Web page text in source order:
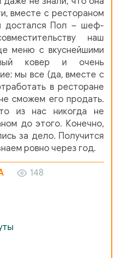
вместе с рестораном
достался Пол – шеф-
наш
меню с вкуснейшими
ковер и очень
мы все (да, вместе с
в ресторане
сможем его продать.
из нас никогда не
до этого. Конечно,
за дело. Получится
ровно через год.
148